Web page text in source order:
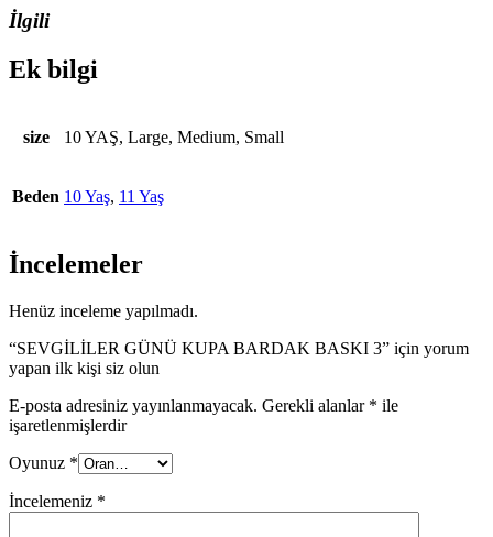
İlgili
Ek bilgi
size 10 YAŞ, Large, Medium, Small
Beden 10 Yaş, 11 Yaş
İncelemeler
Henüz inceleme yapılmadı.
“SEVGİLİLER GÜNÜ KUPA BARDAK BASKI 3” için yorum
yapan ilk kişi siz olun
E-posta adresiniz yayınlanmayacak. Gerekli alanlar * ile
işaretlenmişlerdir
Oyunuz *
İncelemeniz *